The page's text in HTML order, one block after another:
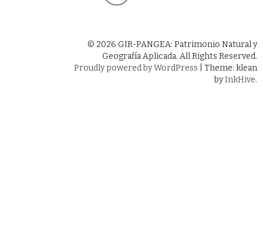
© 2026 GIR-PANGEA: Patrimonio Natural y
Geografía Aplicada. All Rights Reserved.
Proudly powered by WordPress
Theme: klean
byInkHive.